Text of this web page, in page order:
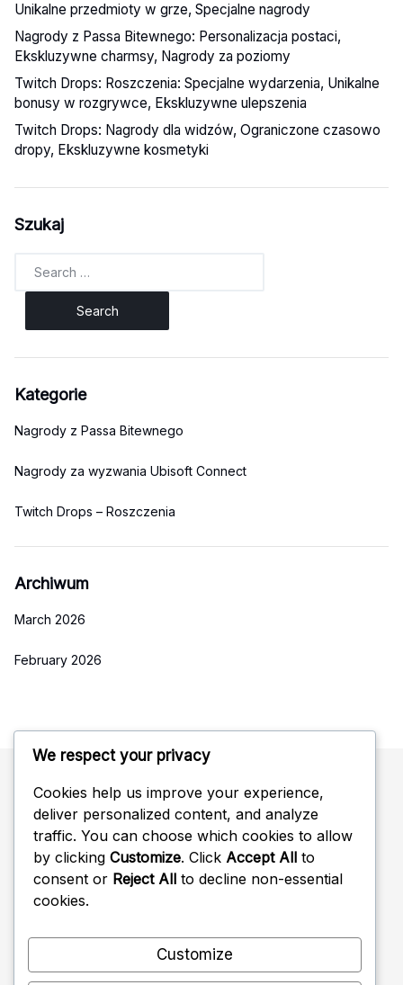
Unikalne przedmioty w grze, Specjalne nagrody
Nagrody z Passa Bitewnego: Personalizacja postaci,
Ekskluzywne charmsy, Nagrody za poziomy
Twitch Drops: Roszczenia: Specjalne wydarzenia, Unikalne
bonusy w rozgrywce, Ekskluzywne ulepszenia
Twitch Drops: Nagrody dla widzów, Ograniczone czasowo
dropy, Ekskluzywne kosmetyki
Szukaj
Search
Kategorie
Nagrody z Passa Bitewnego
Nagrody za wyzwania Ubisoft Connect
Twitch Drops – Roszczenia
Archiwum
March 2026
February 2026
Szukaj
Search
for:
We respect your privacy
Cookies help us improve your experience,
deliver personalized content, and analyze
traffic. You can choose which cookies to allow
by clicking Customize. Click Accept All to
consent or Reject All to decline non-essential
cookies.
Customize